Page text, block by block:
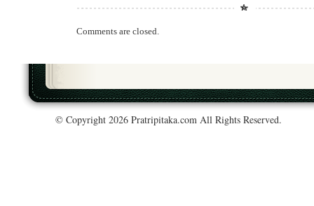
Comments are closed.
© Copyright 2026 Pratripitaka.com All Rights Reserved.